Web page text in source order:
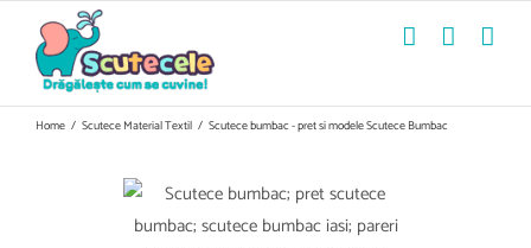
content
Home / Scutece Material Textil / Scutece bumbac - pret si modele Scutece Bumbac